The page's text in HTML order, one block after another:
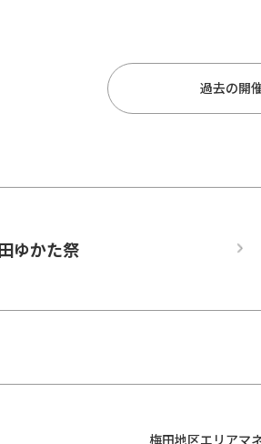
過去の開
ゆかた祭
梅田地区エリアマ